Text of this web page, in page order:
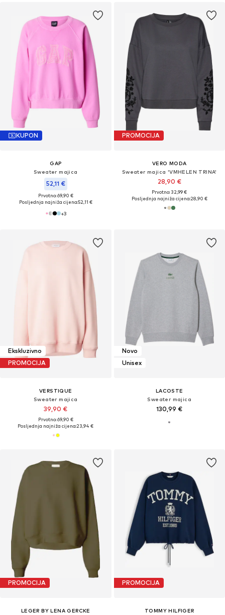
KUPON
GAP
Sweater majica
52,11 €
Prvotno: 69,90 €
Posljednja najniža cijena:52,11 €
+3
PROMOCIJA
VERO MODA
Sweater majica 'VMHELEN TRINA'
28,90 €
Prvotno: 32,99 €
Posljednja najniža cijena:28,90 €
Ekskluzivno
PROMOCIJA
VERSTIQUE
Sweater majica
39,90 €
Prvotno: 69,90 €
Posljednja najniža cijena:23,94 €
Novo
Unisex
LACOSTE
Sweater majica
130,99 €
PROMOCIJA
LEGER BY LENA GERCKE
PROMOCIJA
TOMMY HILFIGER